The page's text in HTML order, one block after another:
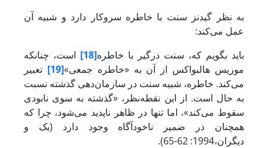
به نظر گیدنز سنت با خاطره سروکار دارد و شبیه آن
عمل می‌کند:
باید بگویم که، سنت درگیر با خاطره[18]
است، چنانکه
موریس هالبواکس از آن به «خاطره جمعی»[19]
تعبیر
می‌کند. خاطره، شبیه سنت در سازمان‌دهی گذشته نسبت
به حال است. از این نقطه‌نظر، «گذشته به سوی نابودی
سقوط می‌کند»، اما تنها در ظاهر ناپدید می‌شود، چرا که
همچنان در ضمیر ناخودآگاه وجود دارد (بک و
دیگران،1994: 62-65).